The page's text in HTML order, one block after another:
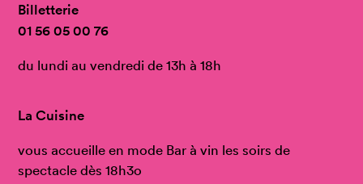
Billetterie
01 56 05 00 76
du lundi au vendredi de 13h à 18h
La Cuisine
vous accueille en mode Bar à vin les soirs de
spectacle dès 18h3o